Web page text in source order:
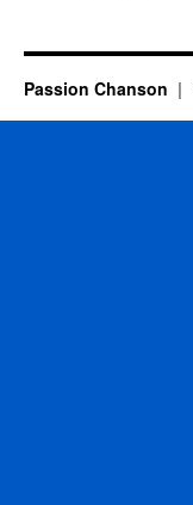
Passion Chanson